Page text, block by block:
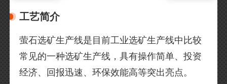
工艺简介
萤石选矿生产线是目前工业选矿生产线中比较
常见的一种选矿生产线，具有操作简单、投资
经济、回报迅速、环保效能高等突出亮点。